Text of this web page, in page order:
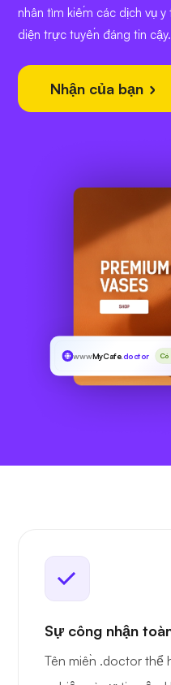
nhân tìm kiếm các dịch vụ
diện trực tuyến đáng tin cậy.
Nhận của bạn
wwwMyCafe.doctor Có
Sự công nhận
Tên miền .doctor thể